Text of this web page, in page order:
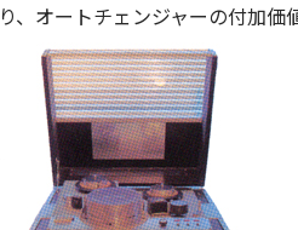
り、オートチェンジャーの付加価